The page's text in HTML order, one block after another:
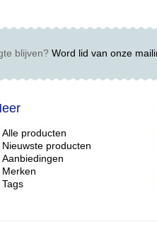
blijven?Word lid van onze
Alle producten
Nieuwste producten
Aanbiedingen
Merken
Tags